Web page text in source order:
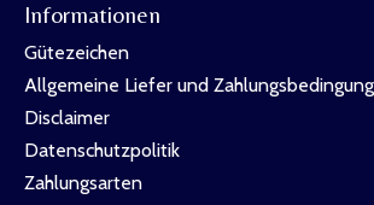
Informationen
Gütezeichen
Allgemeine Liefer und
Disclaimer
Datenschutzpolitik
Zahlungsarten